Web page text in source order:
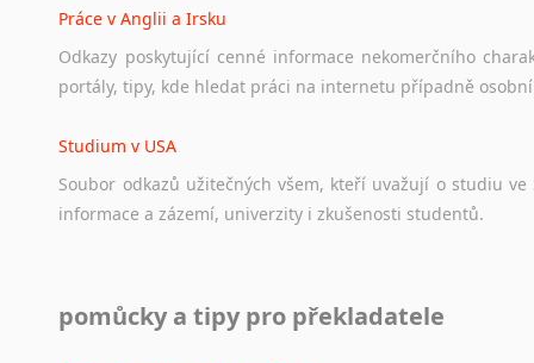
Práce v Anglii a Irsku
Odkazy poskytující cenné informace nekomerčního
portály, tipy, kde hledat práci na internetu případně osobní
Studium v USA
Soubor odkazů užitečných všem, kteří uvažují o studiu ve
informace a zázemí, univerzity i zkušenosti studentů.
Odkazy poskytující cenné informace nekomerčního
pomůcky a tipy pro překladatele